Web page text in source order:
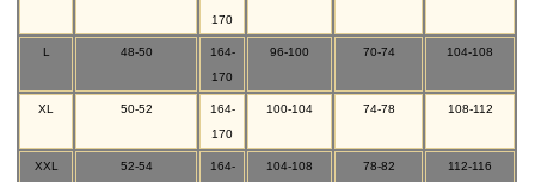
170
L 48-50
164-
170
96-100 70-74 104-108
XL 50-52
164-
170
100-104 74-78 108-112
XXL 52-54
164-
104-108 78-82 112-116